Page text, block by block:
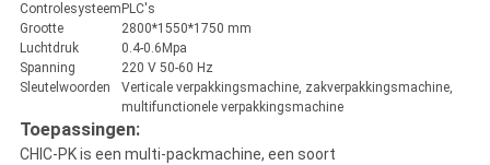
Controlesysteem PLC's
Grootte
2800*1550*1750 mm
Luchtdruk
0.4-0.6Mpa
Spanning
220 V 50-60 Hz
Sleutelwoorden
Verticale verpakkingsmachine, zakverpakkingsmachine,
multifunctionele verpakkingsmachine
Toepassingen:
CHIC-PK is een multi-packmachine, een soort